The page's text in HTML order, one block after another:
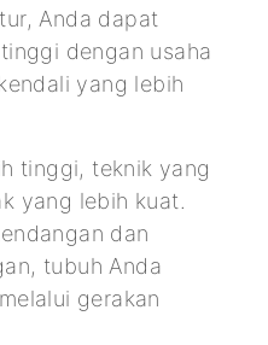
Anda dapat
dengan usaha
yang lebih
tinggi, teknik yang
yang lebih kuat.
dan
tubuh Anda
gerakan